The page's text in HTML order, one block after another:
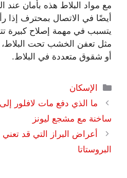
مع مواد البلاط هذه بأمان عند
أيضًا في الاتصال بمحترف إذا
يتسبب في مهمة إصلاح كبيرة
مثل تعفن الخشب تحت البلاط،
أو شقوق متعددة في البلاط.
التصنيفات
الإسكان
ما الذي دفع مات لافلور
ساخنة مع مشجع ليونز
أعراض البراز التي قد
البروستاتا